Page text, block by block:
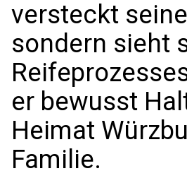
versteckt
sondern sieht
er bewusst
Heimat
Familie.